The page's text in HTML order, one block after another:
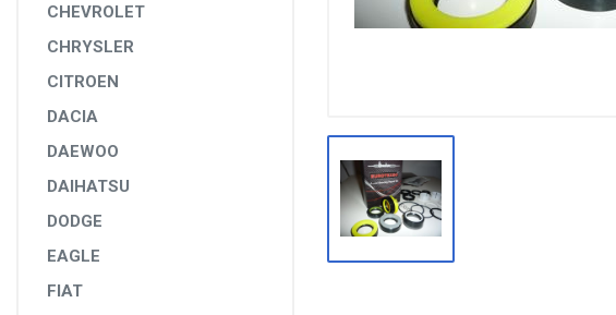
CHEVROLET
CHRYSLER
CITROEN
DACIA
DAEWOO
DAIHATSU
DODGE
EAGLE
FIAT